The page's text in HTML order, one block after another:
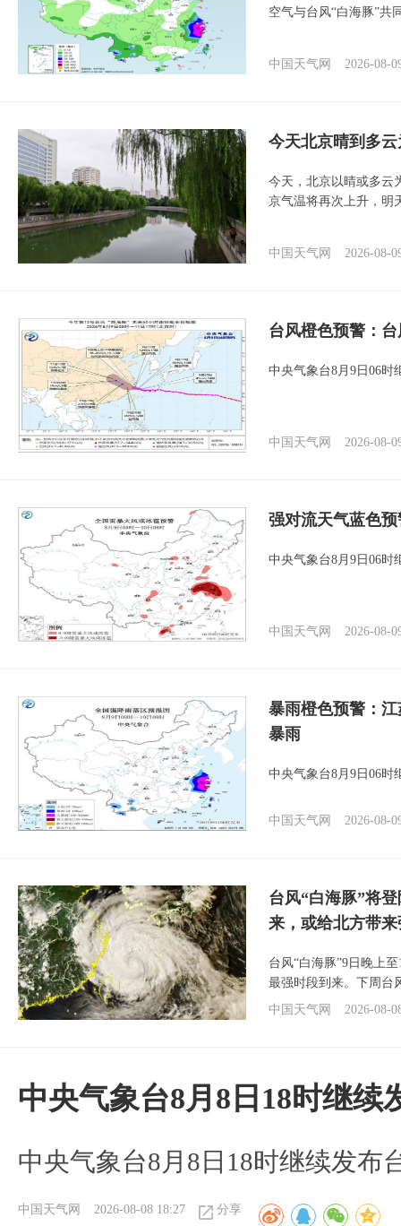
空气与台风“白海豚”共
中国天气网 2026-08-
今天北京晴到多
今天，北京以晴或多云
京气温将再次上升，明
中国天气网 2026-08-
台风橙色预警：
中央气象台8月9日06时
中国天气网 2026-08-
强对流天气蓝色
中央气象台8月9日06时
中国天气网 2026-08-
暴雨橙色预警：
暴雨
中央气象台8月9日06时
中国天气网 2026-08-
台风“白海豚”将
来，或给北方带
台风“白海豚”9日晚上
最强时段到来。下周台
中国天气网
2026-08-
中央气象台8月8日18时继续
中央气象台8月8日18时继续发布
中国天气网 2026-08-08 18:27 分享